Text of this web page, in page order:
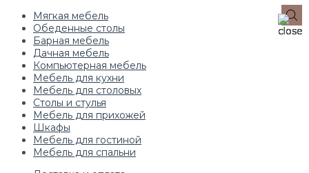
Мягкая мебель
Обеденные столы
Барная мебель
Дачная мебель
Компьютерная мебель
Мебель для кухни
Мебель для столовых
Столы и стулья
Мебель для прихожей
Шкафы
Мебель для гостиной
Мебель для спальни